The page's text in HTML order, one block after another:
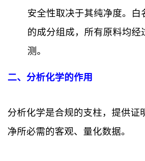
安全性取决于其纯净度。白
的成分组成，所有原料均经
测。
二、分析化学的作用
分析化学是合规的支柱，提供证
净所必需的客观、量化数据。